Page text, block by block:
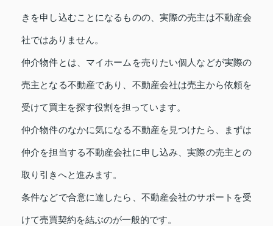
きを申し込むことになるものの、実際の売主は不動産会
社ではありません。
仲介物件とは、マイホームを売りたい個人などが実際の
売主となる不動産であり、不動産会社は売主から依頼を
受けて買主を探す役割を担っています。
仲介物件のなかに気になる不動産を見つけたら、まずは
仲介を担当する不動産会社に申し込み、実際の売主との
取り引きへと進みます。
条件などで合意に達したら、不動産会社のサポートを受
けて売買契約を結ぶのが一般的です。